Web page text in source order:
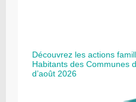
Découvrez les actions
Habitants des Communes
d’août 2026